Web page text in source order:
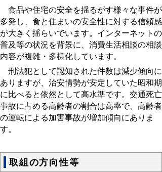
食品や住宅の安全を揺るがす様々な事件が
多発し、食と住まいの安全性に対する信頼感
が大きく揺らいでいます。インターネットの
普及等の状況を背景に、消費生活相談の相談
内容が複雑・多様化しています。
刑法犯として認知された件数は減少傾向に
ありますが、治安情勢が安定していた昭和期
に比べると依然として高水準です。交通死亡
事故に占める高齢者の割合は高率で、高齢者
の運転による加害事故が増加傾向にありま
す。
取組の方向性等